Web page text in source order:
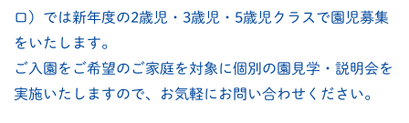
口）では新年度の2歳児・3歳児・5歳児クラスで園児募集
をいたします。
ご入園をご希望のご家庭を対象に個別の園見学・説明会を
実施いたしますので、お気軽にお問い合わせください。